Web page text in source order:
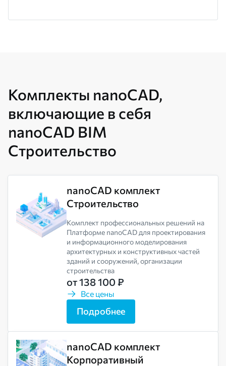
Комплекты nanoCAD,
включающие в себя
nanoCAD BIM
Строительство
nanoCAD комплект
Строительство
Комплект профессиональных решений на
Платформе nanoCAD для проектирования
и информационного моделирования
архитектурных и конструктивных частей
зданий и сооружений, организации
строительства
от 138 100 ₽
Все цены
Подробнее
nanoCAD комплект
Корпоративный